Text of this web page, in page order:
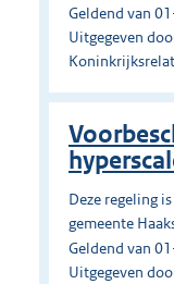
Geldend van
Uitgegeven
Deze regeling
gemeente
Geldend van
Uitgegeven